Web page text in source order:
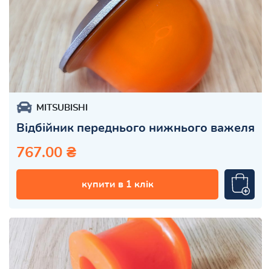
MITSUBISHI
Відбійник переднього нижнього важеля
767.00 ₴
купити в 1 клік